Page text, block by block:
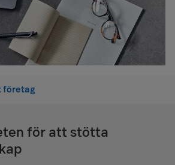
företag
för att stötta